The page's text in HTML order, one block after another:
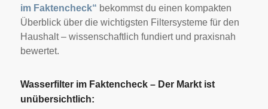
im Faktencheck“ bekommst du einen kompakten
Überblick über die wichtigsten Filtersysteme für den
Haushalt – wissenschaftlich fundiert und praxisnah
bewertet.
Wasserfilter im Faktencheck – Der Markt ist
unübersichtlich: